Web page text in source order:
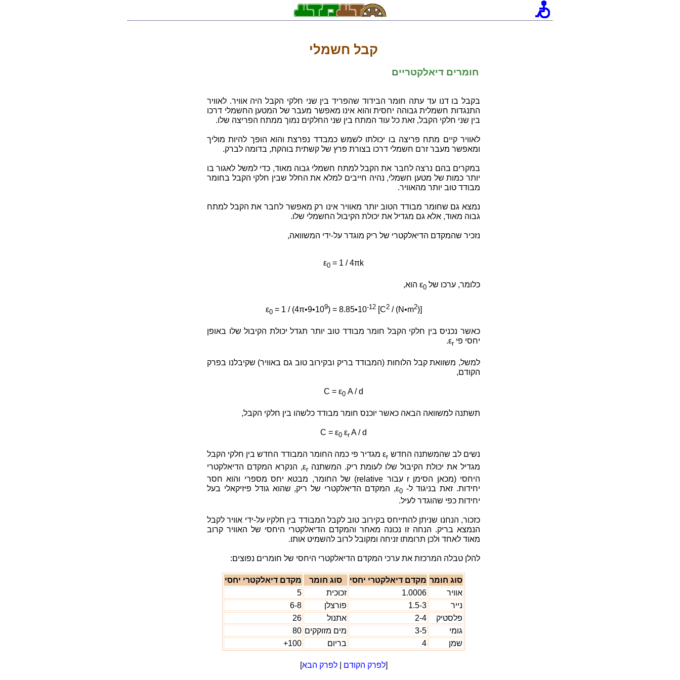
קבל חשמלי
חומרים דיאלקטריים
בקבל בו דנו עד עתה חומר הבידוד שהפריד בין שני חלקי הקבל היה אוויר. לאוויר
התנגדות חשמלית גבוהה יחסית והוא אינו מאפשר מעבר של המטען החשמלי דרכו
בין שני חלקי הקבל, זאת כל עוד המתח בין שני החלקים נמוך ממתח הפריצה שלו.
לאוויר קיים מתח פריצה בו יכולתו לשמש כמבדד נפרצת והוא הופך להיות מוליך
ומאפשר מעבר זרם חשמלי דרכו בצורת פרץ של קשתית בוהקת, בדומה לברק.
במקרים בהם נרצה לחבר את הקבל למתח חשמלי גבוה מאוד, כדי למשל לאגור בו
יותר כמות של מטען חשמלי, נהיה חייבים למלא את החלל שבין חלקי הקבל בחומר
מבודד טוב יותר מהאוויר.
נמצא גם שחומר מבודד הטוב יותר מאוויר אינו רק מאפשר לחבר את הקבל למתח
גבוה מאוד, אלא גם מגדיל את יכולת הקיבול החשמלי שלו.
נזכיר שהמקדם הדיאלקטרי של ריק מוגדר על-ידי המשוואה,
ε0 = 1 / 4πk
כלומר, ערכו של ε0 הוא,
ε0= 1 / (4π•9•109) = 8.85•10-12[C2/ (N•m2)]
כאשר נכניס בין חלקי הקבל חומר מבודד טוב יותר תגדל יכולת הקיבול שלו באופן
יחסי פי εr
.
למשל, משוואת קבל הלוחות (המבודד בריק ובקירוב טוב גם באוויר) שקיבלנו בפרק
הקודם,
C = ε0 A / d
תשתנה למשוואה הבאה כאשר יוכנס חומר מבודד כלשהו בין חלקי הקבל,
C = ε0 εrA / d
נשים לב שהמשתנה החדש εr מגדיר פי כמה החומר המבודד החדש בין חלקי הקבל
מגדיל את יכולת הקיבול שלו לעומת ריק. המשתנה εr , הנקרא המקדם הדיאלקטרי
היחסי (מכאן הסימן r עבור relative) של החומר, מבטא יחס מספרי והוא חסר
יחידות. זאת בניגוד ל- ε0 , המקדם הדיאלקטרי של ריק, שהוא גודל פיזיקאלי בעל
יחידות כפי שהוגדר לעיל.
כזכור, הנחנו שניתן להתייחס בקירוב טוב לקבל המבודד בין חלקיו על-ידי אוויר לקבל
הנמצא בריק. הנחה זו נכונה מאחר והמקדם הדיאלקטרי היחסי של האוויר קרוב
מאוד לאחד ולכן תרומתו זניחה ומקובל לרוב להשמיט אותו.
להלן טבלה המרכזת את ערכי המקדם הדיאלקטרי היחסי של חומרים נפוצים:
סוג חומר מקדם דיאלקטרי יחסי סוג חומר
מקדם דיאלקטרי יחסי
אוויר
1.0006 זכוכית
5
נייר
1.5-3 פורצלן
6-8
פלסטיק
2-4 אתנול
26
גומי
3-5 מים מזוקקים 80
שמן
4 בריום 100+
[לפרק הקודם |לפרק הבא]